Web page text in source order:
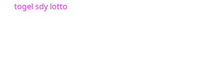
togel sdy lotto